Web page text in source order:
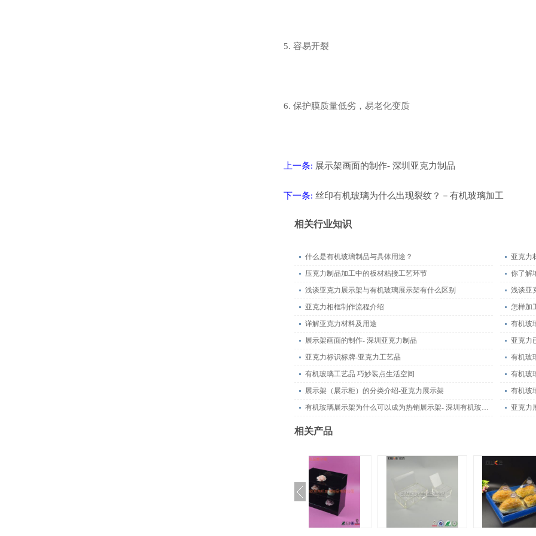
5. 容易开裂
6. 保护膜质量低劣，易老化变质
上一条: 展示架画面的制作- 深圳亚克力制品
下一条: 丝印有机玻璃为什么出现裂纹？－有机玻璃加工
相关行业知识
什么是有机玻璃制品与具体用途？
亚克力
压克力制品加工中的板材粘接工艺环节
你了解
浅谈亚克力展示架与有机玻璃展示架有什么区别
浅谈亚
亚克力相框制作流程介绍
怎样加
详解亚克力材料及用途
有机玻
展示架画面的制作- 深圳亚克力制品
亚克力
亚克力标识标牌-亚克力工艺品
有机玻
有机玻璃工艺品 巧妙装点生活空间
有机玻
展示架（展示柜）的分类介绍-亚克力展示架
有机玻
亚克力
相关产品